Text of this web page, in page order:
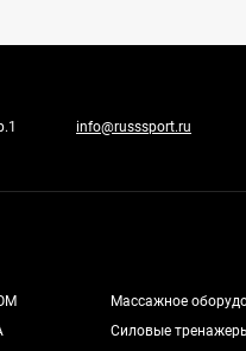
info@russsport.ru
Массажное
Силовые